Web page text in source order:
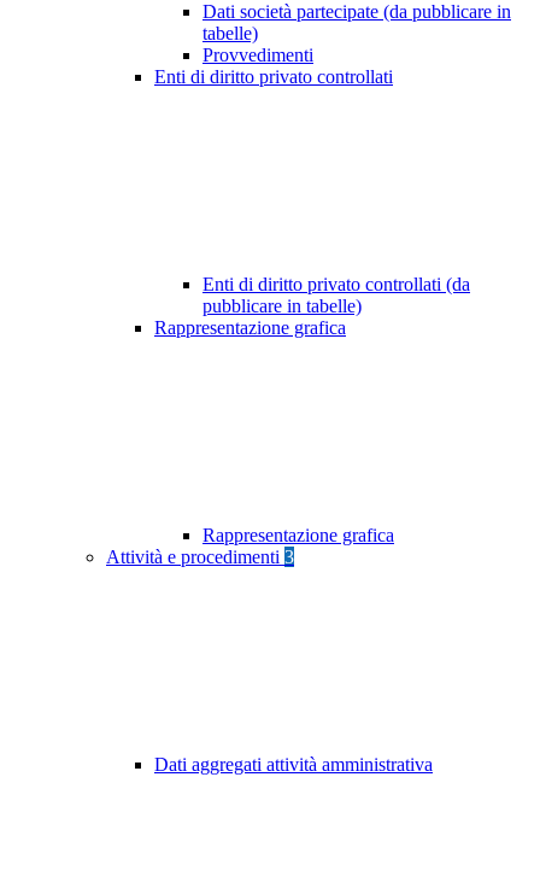
Dati società partecipate (da pubblicare in
tabelle)
Provvedimenti
Enti di diritto privato controllati
Enti di diritto privato controllati (da
pubblicare in tabelle)
Rappresentazione grafica
Rappresentazione grafica
Attività e procedimenti 3
Dati aggregati attività amministrativa